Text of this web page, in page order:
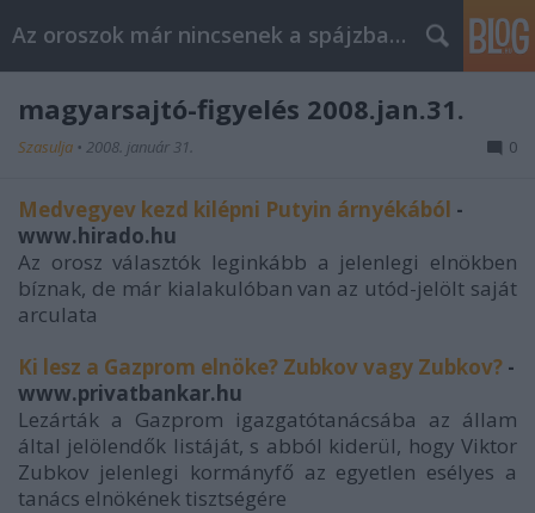
Az oroszok már nincsenek a spájzban...
magyarsajtó-figyelés 2008.jan.31.
Szasulja • 2008. január 31. 0
Medvegyev kezd kilépni Putyin árnyékából -
www.hirado.hu
Az orosz választók leginkább a jelenlegi elnökben
bíznak, de már kialakulóban van az utód-jelölt saját
arculata
Ki lesz a Gazprom elnöke? Zubkov vagy Zubkov? -
www.privatbankar.hu
Lezárták a Gazprom igazgatótanácsába az állam
által jelölendők listáját, s abból kiderül, hogy Viktor
Zubkov jelenlegi kormányfő az egyetlen esélyes a
tanács elnökének tisztségére